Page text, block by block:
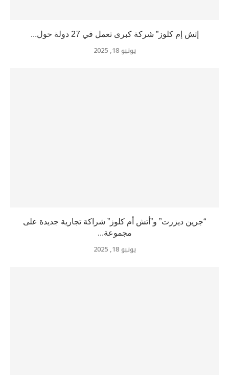
إتش إم كلوز” شركة كبرى تعمل في 27 دولة حول...
يونيو 18, 2025
“جرين ديزرت” و”أتش أم كلوز” شراكة تجارية جديدة على
مجموعة...
يونيو 18, 2025